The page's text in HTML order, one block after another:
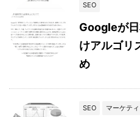
SEO
Googleが
けアルゴリ
め
SEO マーケテ